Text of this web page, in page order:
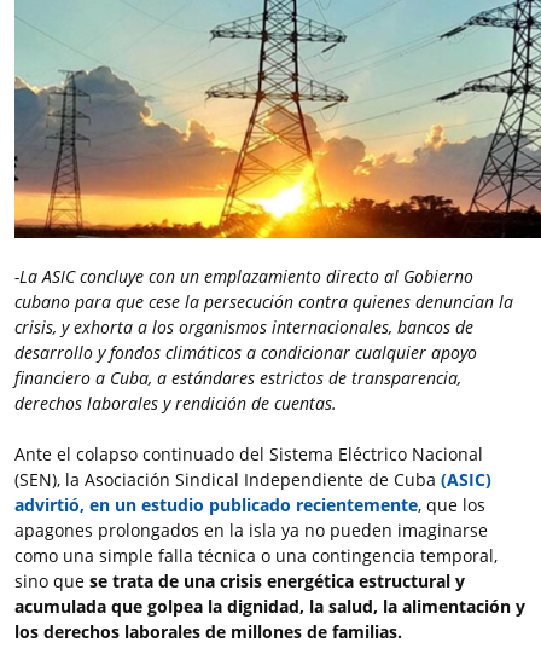
-La ASIC concluye con un emplazamiento directo al Gobierno
cubano para que cese la persecución contra quienes denuncian la
crisis, y exhorta a los organismos internacionales, bancos de
desarrollo y fondos climáticos a condicionar cualquier apoyo
financiero a Cuba, a estándares estrictos de transparencia,
derechos laborales y rendición de cuentas.
Ante el colapso continuado del Sistema Eléctrico Nacional
(SEN), la Asociación Sindical Independiente de Cuba (ASIC)
advirtió, en un estudio publicado recientemente, que los
apagones prolongados en la isla ya no pueden imaginarse
como una simple falla técnica o una contingencia temporal,
sino que se trata de una crisis energética estructural y
acumulada que golpea la dignidad, la salud, la alimentación y
los derechos laborales de millones de familias.